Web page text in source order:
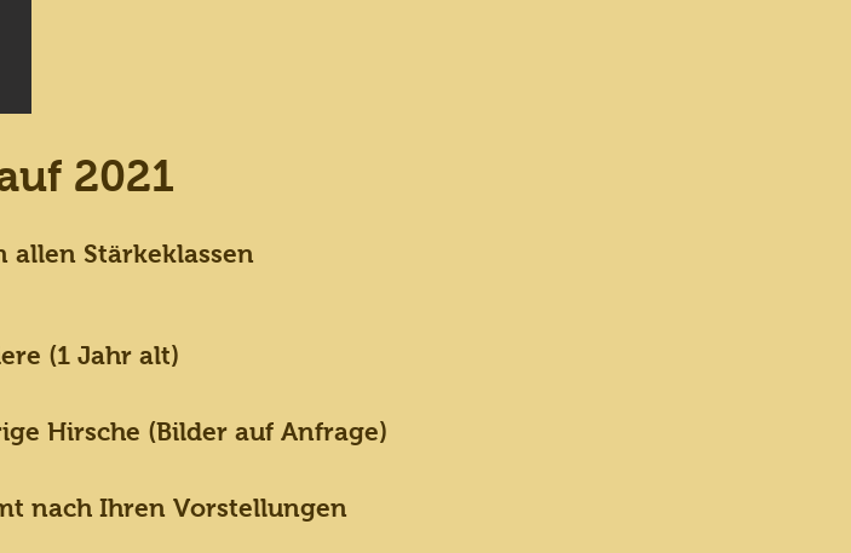
2021
allen Stärkeklassen
(1 Jahr alt)
Hirsche (Bilder auf Anfrage)
nach Ihren Vorstellungen